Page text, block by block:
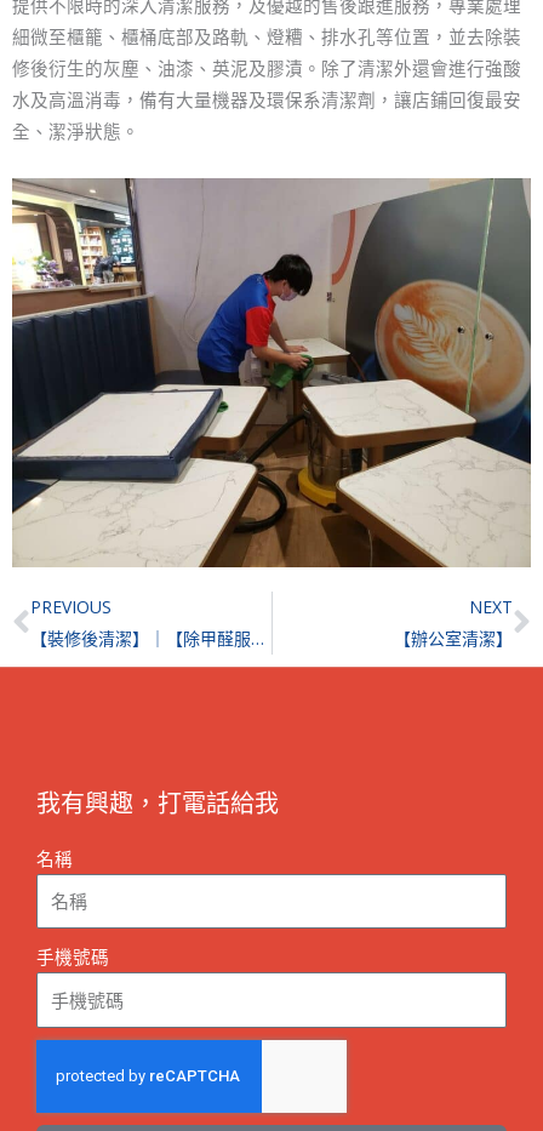
提供不限時的深入清潔服務，及優越的售後跟進服務，專業處理
細微至櫃籠、櫃桶底部及路軌、燈糟、排水孔等位置，並去除裝
修後衍生的灰塵、油漆、英泥及膠漬。除了清潔外還會進行強酸
水及高溫消毒，備有大量機器及環保系清潔劑，讓店鋪回復最安
全、潔淨狀態。
Prev
PREVIOUS
【裝修後清潔】｜【除甲醛服務】｜【洗冷氣服務】| 天鑽
NEXT
【辦公室清潔】
我有興趣，打電話給我
名稱
手機號碼